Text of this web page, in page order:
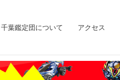
千葉鑑定団について アクセス